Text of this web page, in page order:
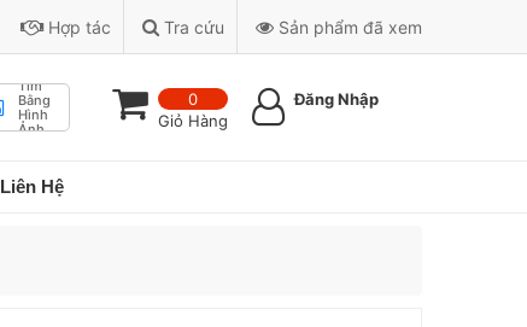
Hợp tác Tra cứu Sản phẩm đã xem
Tìm
Bằng
Hình
Ảnh
0
Giỏ Hàng
Đăng Nhập
Liên Hệ